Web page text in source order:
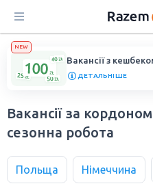
NEW
Вакансії з
ДЕТАЛЬНІШЕ
Вакансії за
сезонна робота
Польща Німеччина